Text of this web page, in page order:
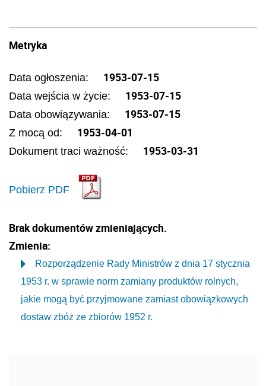
Metryka
Data ogłoszenia: 1953-07-15
Data wejścia w życie: 1953-07-15
Data obowiązywania: 1953-07-15
Z mocą od: 1953-04-01
Dokument traci ważność: 1953-03-31
Pobierz PDF
Brak dokumentów zmieniających.
Zmienia:
Rozporządzenie Rady Ministrów z dnia 17 stycznia
1953 r. w sprawie norm zamiany produktów rolnych,
jakie mogą być przyjmowane zamiast obowiązkowych
dostaw zbóż ze zbiorów 1952 r.